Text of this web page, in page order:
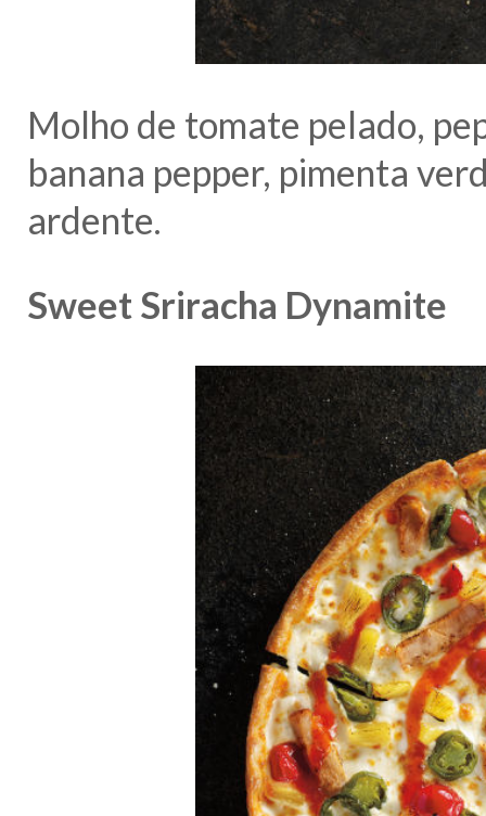
Molho de tomate pelado,
banana pepper, pimenta
ardente.
Sweet Sriracha Dynamite